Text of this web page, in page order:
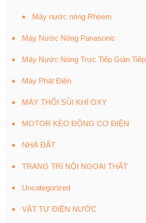
Máy nước nóng Rheem
Máy Nước Nóng Panasonic
Máy Nước Nóng Trực Tiếp Gián Tiếp
Máy Phát Điện
MÁY THỔI SỦI KHÍ OXY
MOTOR KÉO ĐỘNG CƠ ĐIỆN
NHÀ ĐẤT
TRANG TRÍ NỘI NGOẠI THẤT
Uncategorized
VẬT TƯ ĐIỆN NƯỚC